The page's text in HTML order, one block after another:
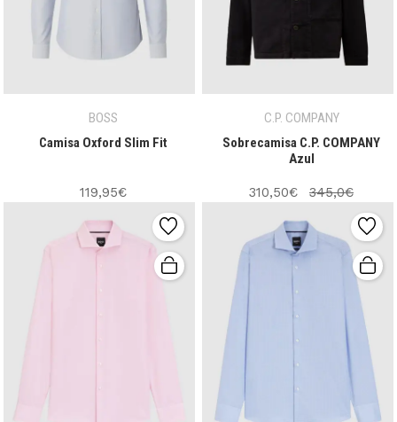
BOSS
Camisa Oxford Slim Fit
119,95€
C.P. COMPANY
Sobrecamisa C.P. COMPANY
Azul
310,50€ 345,0€